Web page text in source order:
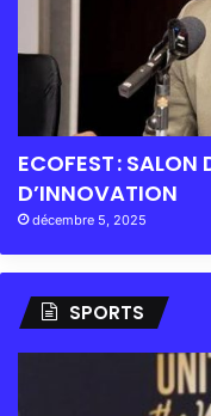
ECOFEST : SALON
D’INNOVATION
décembre 5, 2025
SPORTS